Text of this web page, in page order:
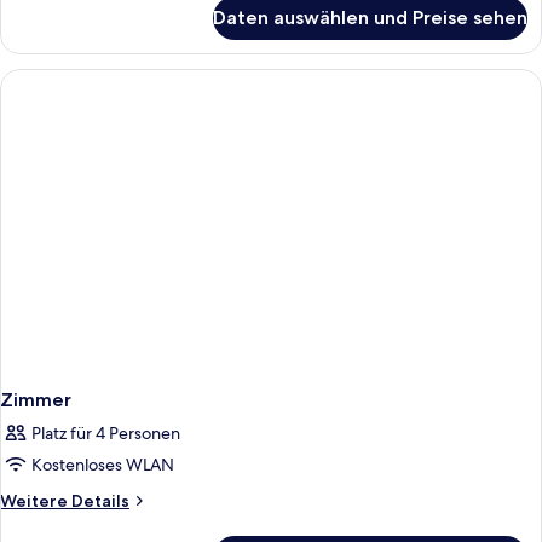
Bed
anzeigen
Double
Room
with
Daten auswählen und Preise sehen
Zimmer
Platz für 4 Personen
Kostenloses WLAN
Weitere Details
Weitere